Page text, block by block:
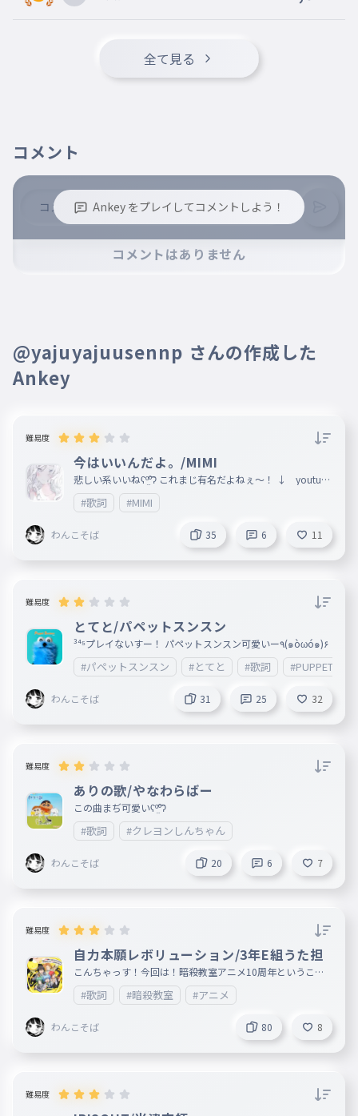
バイバイYesterday
365日分の出来事
020
021 なかったし選択肢
なかったしせんたくし
来たくて来たんじゃないし
きたくてきたんじゃないし
ながされたちゅうけいち
025
026 予想外サプライズ プレミアついて
よそうがいさぷらいずぷれみあついて
027 うっかり離れ難くて困るんだ
うっかりはなれがたくてこまるんだ
028
いつのまにかしみこんでいた
僕の心隅々まで
おわったってそだっちゃうよ
031 あのコトバが道になって
あのことばがみちになって
バイバイYesterday
033
さんびゃくろくじゅうごにちぶんのおもいは
034 抱かえきれないから
こぼれそうさ こぼれてしまうね
こぼれそうさこぼれてしまうね
バイバイYesterday
365日分の出来事
さんびゃくろくじゅうごにちぶんのできごと
038 置いていけるわけないから
おいていけるわけないから
全部もってそろそろ行こうか
ばいばいばいぐっとぐっとたいむ
全て見る
コメント
Ankey をプレイしてコメントしよう！
※コメントするには、ログインが必要です。
コメントはありません
@yajuyajuusennp さんの作成した
Ankey
難易度
今はいいんだよ。/MIMI
悲しい系いいねʕº̫͡ºʔ これまじ有名だよねぇ〜！ ↓ youtube
↓ https://www.youtube.com/watch?v=340OXvocRMM
#歌詞 #MIMI
わんこそば 35 6 11
難易度
とてと/パペットスンスン
³⁴⁵プレイないすー！ パペットスンスン可愛いー٩(๑òωó๑)۶
#パペットスンスン #とてと #歌詞
わんこそば 31 25 32
難易度
ありの歌/やなわらばー
この曲まぢ可愛いʕº̫͡ºʔ
#歌詞 #クレヨンしんちゃん
わんこそば 20 6 7
難易度
自力本願レボリューション/3年E組うた担
こんちゃっす！今回は！暗殺教室アニメ10周年ということ
で自力本願レボリューションを作ったでやんす（？） 間違
えてたら教えてください！急いでたんで間違えてるかも〜？
#歌詞 #暗殺教室 #アニメ
わんこそば 80 8
難易度